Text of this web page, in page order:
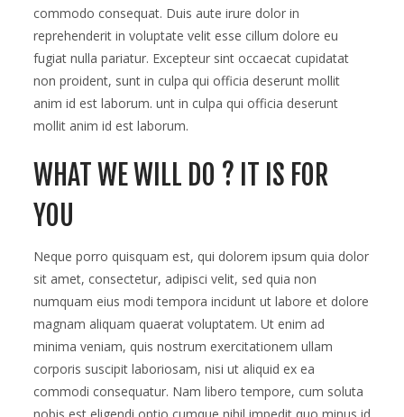
commodo consequat. Duis aute irure dolor in
reprehenderit in voluptate velit esse cillum dolore eu
fugiat nulla pariatur. Excepteur sint occaecat cupidatat
non proident, sunt in culpa qui officia deserunt mollit
anim id est laborum. unt in culpa qui officia deserunt
mollit anim id est laborum.
WHAT WE WILL DO ? IT IS FOR
YOU
Neque porro quisquam est, qui dolorem ipsum quia dolor
sit amet, consectetur, adipisci velit, sed quia non
numquam eius modi tempora incidunt ut labore et dolore
magnam aliquam quaerat voluptatem. Ut enim ad
minima veniam, quis nostrum exercitationem ullam
corporis suscipit laboriosam, nisi ut aliquid ex ea
commodi consequatur. Nam libero tempore, cum soluta